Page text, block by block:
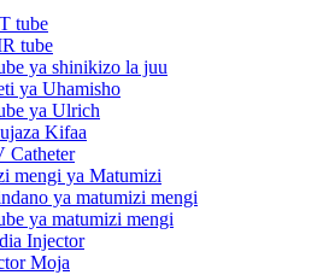
tube
tube
ya shinikizo la juu
ya Uhamisho
ya Ulrich
Kifaa
Catheter
mengi ya Matumizi
ya matumizi mengi
ya matumizi mengi
Injector
Moja